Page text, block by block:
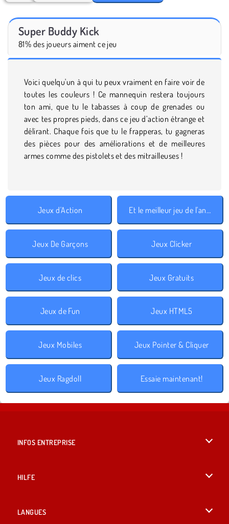
Super Buddy Kick
81% des joueurs aiment ce jeu
Voici quelqu'un à qui tu peux vraiment en faire voir de
toutes les couleurs ! Ce mannequin restera toujours
ton ami, que tu le tabasses à coup de grenades ou
avec tes propres pieds, dans ce jeu d’action étrange et
délirant. Chaque fois que tu le frapperas, tu gagneras
des pièces pour des améliorations et de meilleures
armes comme des pistolets et des mitrailleuses !
Jeux d'Action Et le meilleur jeu de l'année est 2019
Jeux De Garçons Jeux Clicker
Jeux de clics Jeux Gratuits
Jeux de Fun Jeux HTML5
Jeux Mobiles Jeux Pointer & Cliquer
Jeux Ragdoll Essaie maintenant!
INFOS ENTREPRISE
HILFE
LANGUES